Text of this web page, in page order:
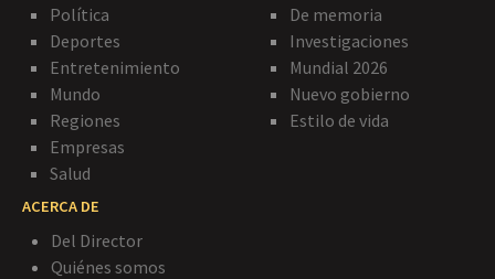
Política
Deportes
Entretenimiento
Mundo
Regiones
Empresas
Salud
De memoria
Investigaciones
Mundial 2026
Nuevo gobierno
Estilo de vida
ACERCA DE
Del Director
Quiénes somos